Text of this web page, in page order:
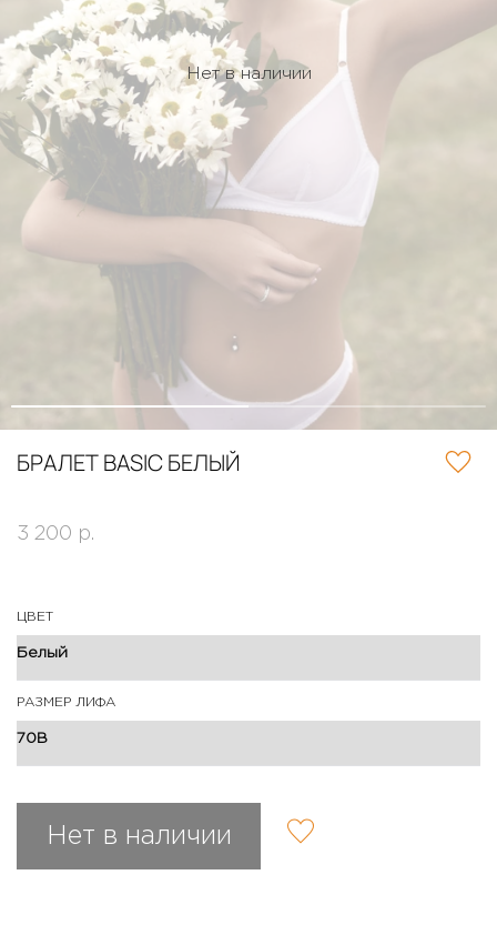
Нет в наличии
БРАЛЕТ BASIC БЕЛЫЙ
3 200 р.
Нет в наличии
ЦВЕТ
РАЗМЕР ЛИФА